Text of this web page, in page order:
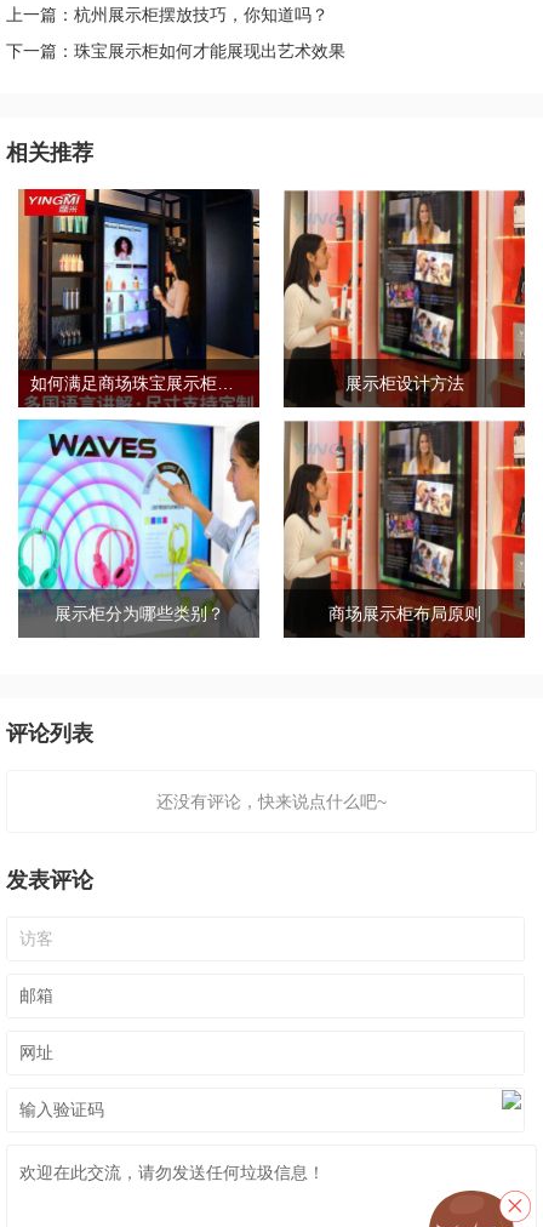
上一篇：杭州展示柜摆放技巧，你知道吗？
下一篇：珠宝展示柜如何才能展现出艺术效果
相关推荐
展示柜设计方法
展示柜分为哪些类别？ 商场展示柜布局原则
评论列表
还没有评论，快来说点什么吧~
发表评论